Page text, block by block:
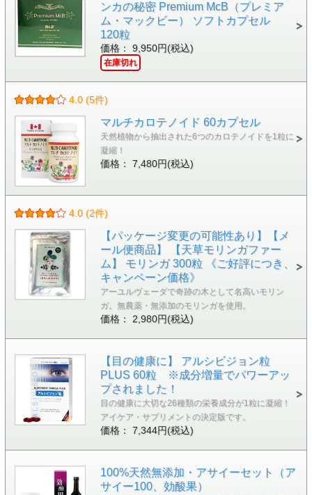
ンカの秘密 Premium McB（プレミア
ム・マックビー） ソフトカプセル
120粒
価格： 9,950円(税込)
在庫切れ
4.0 (5件)
マルチカロテノイド 60カプセル
天然植物から抽出された6つのカロテノイドを1粒に
凝縮！
価格： 7,480円(税込)
4.0 (2件)
【パッケージ変更の可能性あり】【メ
ール便商品】 【天草モリンガファー
ム】 モリンガ 300粒 《ご好評につき、
キャンペーン価格》
アーユルヴェーダで奇跡の木として名高いモリン
ガ。無農薬・無添加のモリンガを使用。
価格： 2,980円(税込)
【目の健康に】 アルシビジョン粒
PLUS 60粒 ※成分増量でパワーアッ
プされました！
目の健康に大切な26種類の栄養成分が1粒に凝縮！
アイケア・サプリメントの決定版です。
価格： 7,344円(税込)
100%天然無添加・アサイーセット（ア
サイー100、効酸果）